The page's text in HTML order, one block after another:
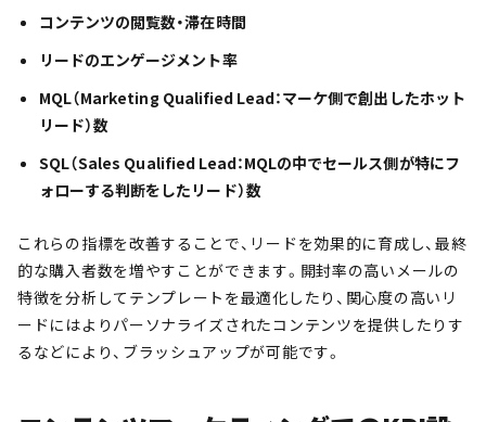
コンテンツの閲覧数・滞在時間
リードのエンゲージメント率
MQL（Marketing Qualified Lead：マーケ側で創出したホット
リード）数
SQL（Sales Qualified Lead：MQLの中でセールス側が特にフ
ォローする判断をしたリード）数
これらの指標を改善することで、リードを効果的に育成し、最終
的な購入者数を増やすことができます。開封率の高いメールの
特徴を分析してテンプレートを最適化したり、関心度の高いリ
ードにはよりパーソナライズされたコンテンツを提供したりす
るなどにより、ブラッシュアップが可能です。